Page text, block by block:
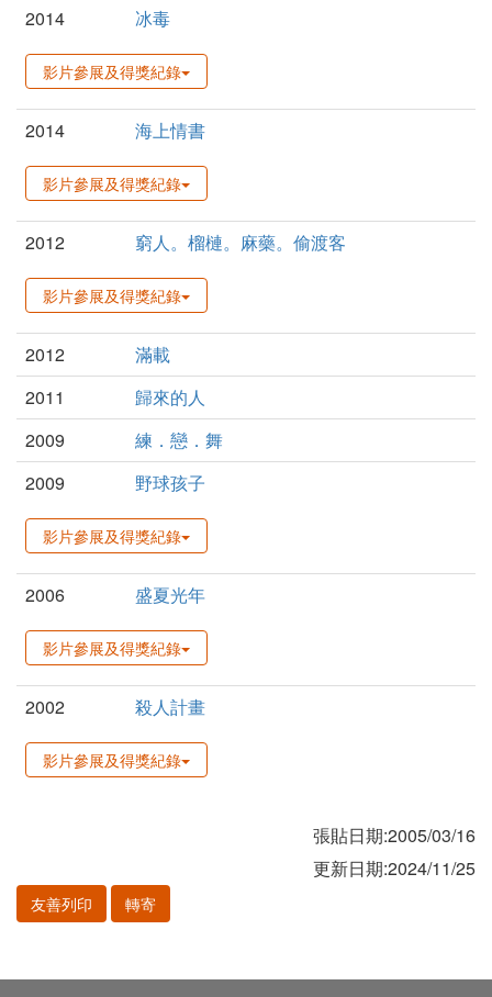
2014 冰毒
影片參展及得獎紀錄
2014 海上情書
影片參展及得獎紀錄
2012 窮人。榴槤。麻藥。偷渡客
影片參展及得獎紀錄
2012
滿載
2011
歸來的人
2009
練．戀．舞
2009
野球孩子
影片參展及得獎紀錄
2006 盛夏光年
影片參展及得獎紀錄
2002 殺人計畫
影片參展及得獎紀錄
張貼日期:2005/03/16
更新日期:2024/11/25
友善列印 轉寄